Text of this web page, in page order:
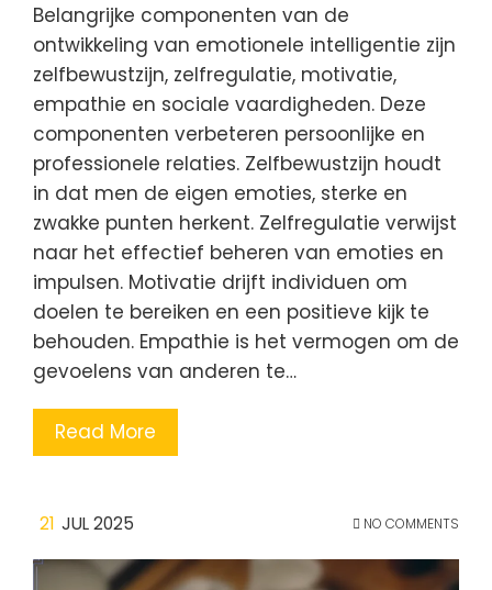
Belangrijke componenten van de
ontwikkeling van emotionele intelligentie zijn
zelfbewustzijn, zelfregulatie, motivatie,
empathie en sociale vaardigheden. Deze
componenten verbeteren persoonlijke en
professionele relaties. Zelfbewustzijn houdt
in dat men de eigen emoties, sterke en
zwakke punten herkent. Zelfregulatie verwijst
naar het effectief beheren van emoties en
impulsen. Motivatie drijft individuen om
doelen te bereiken en een positieve kijk te
behouden. Empathie is het vermogen om de
gevoelens van anderen te…
Read More
21 JUL 2025 NO COMMENTS